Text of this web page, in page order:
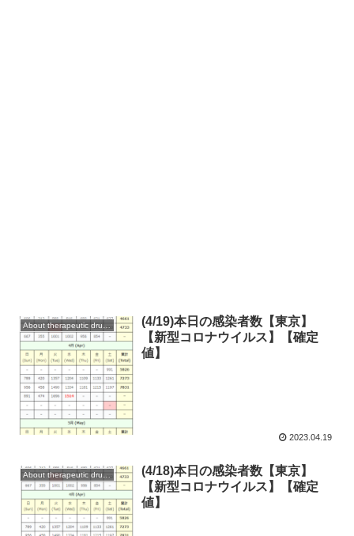
(4/19)本日の感染者数【東京】
【新型コロナウイルス】【確定
値】
2023.04.19
(4/18)本日の感染者数【東京】
【新型コロナウイルス】【確定
値】